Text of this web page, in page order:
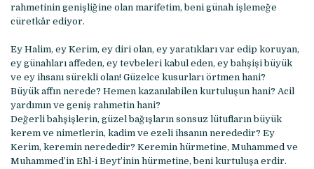
rahmetinin genişliğine olan marifetim, beni günah işlemeğe
cüretkâr ediyor.
Ey Halim, ey Kerim, ey diri olan, ey yaratıkları var edip koruyan,
ey günahları affeden, ey tevbeleri kabul eden, ey bahşişi büyük
ve ey ihsanı sürekli olan! Güzelce kusurları örtmen hani?
Büyük affın nerede? Hemen kazanılabilen kurtuluşun hani? Acil
yardımın ve geniş rahmetin hani?
Değerli bahşişlerin, güzel bağışların sonsuz lütufların büyük
kerem ve nimetlerin, kadim ve ezeli ihsanın nerededir? Ey
Kerim, keremin nerededir? Keremin hürmetine, Muhammed ve
Muhammed’in Ehl-i Beyt’inin hürmetine, beni kurtuluşa erdir.